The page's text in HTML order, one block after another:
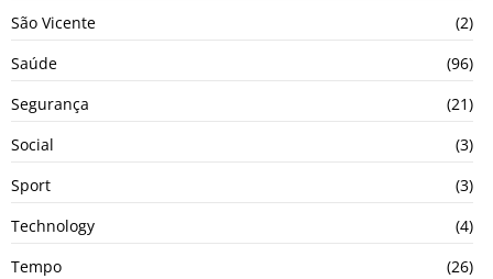
São Vicente
(2)
Saúde
(96)
Segurança
(21)
Social
(3)
Sport
(3)
Technology
(4)
Tempo
(26)